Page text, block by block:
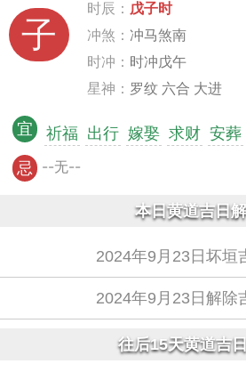
子
时辰： 戊子时
冲煞： 冲马煞南
时冲： 时冲戊午
星神： 罗纹 六合 大进
宜 祈福 出行 嫁娶 求财 安葬
忌 --无--
本日黄道吉日
2024年9月23日坏垣
2024年9月23日解除
往后15天黄道吉